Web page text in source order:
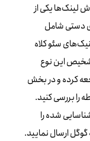
لینک‌ها یکی از
دستی شامل
سئو کلاه
این نوع
کرده و در بخش
را بررسی کنید.
شده را
ارسال نمایید.